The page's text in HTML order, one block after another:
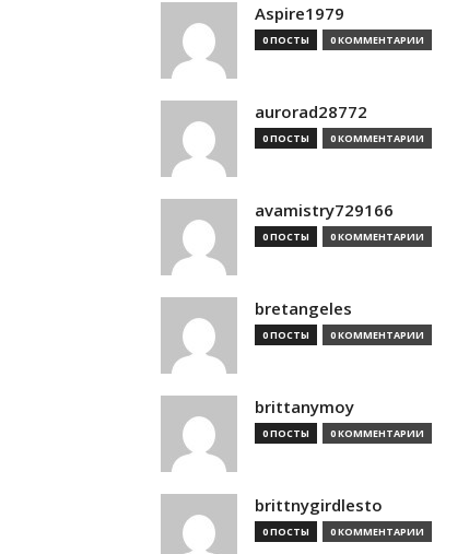
Aspire1979
0 ПОСТЫ 0 КОММЕНТАРИИ
aurorad28772
0 ПОСТЫ 0 КОММЕНТАРИИ
avamistry729166
0 ПОСТЫ 0 КОММЕНТАРИИ
bretangeles
0 ПОСТЫ 0 КОММЕНТАРИИ
brittanymoy
0 ПОСТЫ 0 КОММЕНТАРИИ
brittnygirdlesto
0 ПОСТЫ 0 КОММЕНТАРИИ